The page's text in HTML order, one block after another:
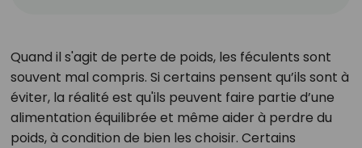
Quand il s'agit de perte de poids, les féculents sont
souvent mal compris. Si certains pensent qu’ils sont à
éviter, la réalité est qu'ils peuvent faire partie d’une
alimentation équilibrée et même aider à perdre du
poids, à condition de bien les choisir. Certains